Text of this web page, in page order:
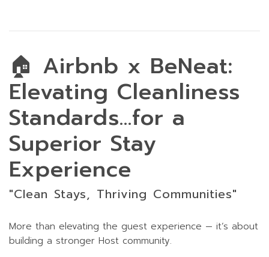
🏠 Airbnb x BeNeat:
Elevating Cleanliness
Standards...for a
Superior Stay
Experience
"Clean Stays, Thriving Communities"
More than elevating the guest experience — it’s about
building a stronger Host community.